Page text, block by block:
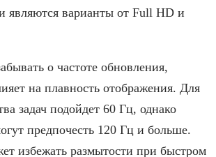
являются варианты от Full HD и
о частоте обновления,
на плавность отображения. Для
задач подойдет 60 Гц, однако
предпочесть 120 Гц и больше.
избежать размытости при быстром